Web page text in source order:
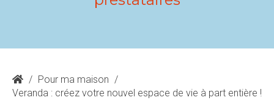
/ Pour ma maison /
Veranda : créez votre nouvel espace de vie à part entière !